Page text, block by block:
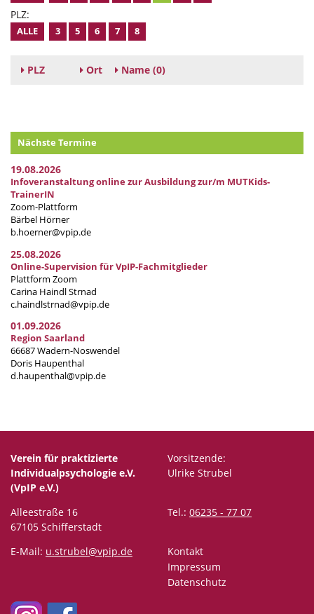
PLZ:
ALLE 3 5 6 7 8
PLZ Ort Name (0)
Nächste Termine
19.08.2026
Infoveranstaltung online zur Ausbildung zur/m MUTKids-
TrainerIN
Zoom-Plattform
Bärbel Hörner
b.hoerner@vpip.de
25.08.2026
Online-Supervision für VpIP-Fachmitglieder
Plattform Zoom
Carina Haindl Strnad
c.haindlstrnad@vpip.de
01.09.2026
Region Saarland
66687 Wadern-Noswendel
Doris Haupenthal
d.haupenthal@vpip.de
Verein für praktizierte
Individualpsychologie e.V.
(VpIP e.V.)
Vorsitzende:
Ulrike Strubel
Alleestraße 16
67105 Schifferstadt
Tel.: 06235 - 77 07
E-Mail: u.strubel@vpip.de
Kontakt
Impressum
Datenschutz